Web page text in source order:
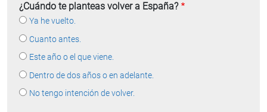
¿Cuándo te planteas volver a España?
Ya he vuelto.
Cuanto antes.
Este año o el que viene.
Dentro de dos años o en adelante.
No tengo intención de volver.